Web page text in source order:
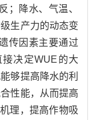
；降水、气温、
生产力的动态变
传因素主要通过
决定WUE的大
够提高降水的利
性能，从而提高
理，提高作物吸